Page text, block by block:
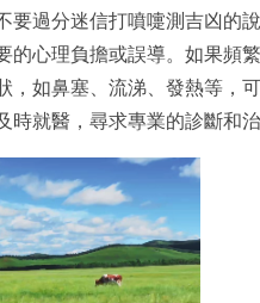
要過分迷信打噴嚏測吉凶的
的心理負擔或誤導。如果頻
，如鼻塞、流涕、發熱等，
時就醫，尋求專業的診斷和治